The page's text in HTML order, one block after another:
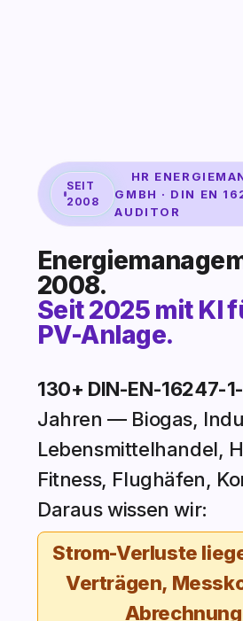
SEIT
2008
HR
GMBH · DIN EN
AUDITOR
2008.
Seit 2025 mit KI
PV-Anlage.
130+ DIN-EN-16247-
Jahren — Biogas,
Lebensmittelhandel,
Fitness, Flughäfen,
Daraus wissen wir:
Strom-Verluste
Verträgen,